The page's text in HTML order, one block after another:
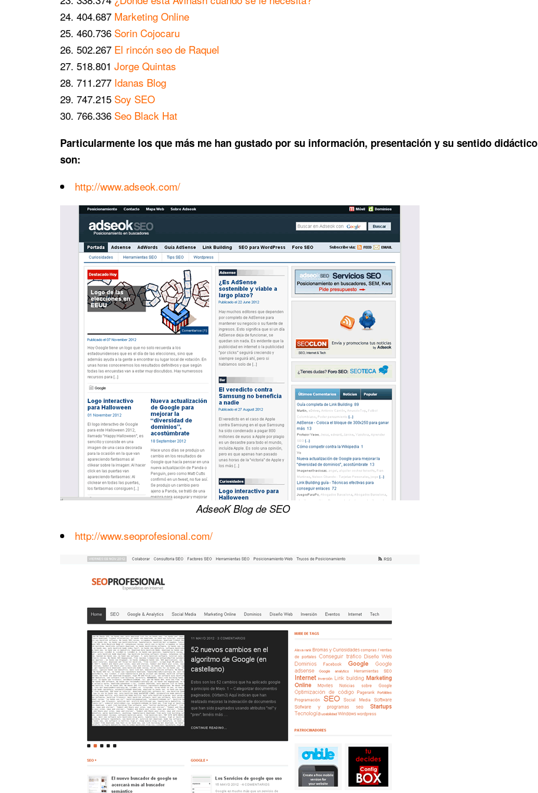
404.687 Marketing Online
460.736 Sorin Cojocaru
502.267 El rincón seo de Raquel
518.801 Jorge Quintas
711.277 Idanas Blog
747.215 Soy SEO
766.336 Seo Black Hat
Particularmente los que más me han gustado por su información, presentación y su sentido didáctico
son:
http://www.adseok.com/
AdseoK Blog de SEO
http://www.seoprofesional.com/